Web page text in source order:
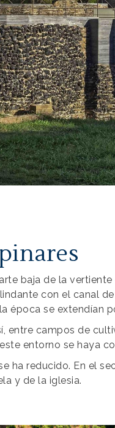
baja de la
con el canal
época se extendían
entre campos de
entorno se haya
ha reducido. En el
y de la iglesia.